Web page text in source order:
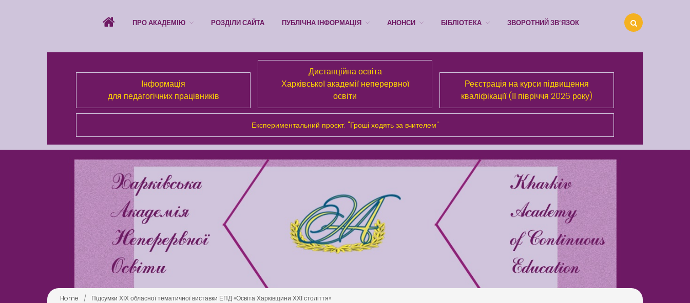
Про Академію
Розділи сайта
Анонси
Бібліотека
Swimming Lessons at New
Way
ПРО АКАДЕМІЮ РОЗДІЛИ САЙТА ПУБЛІЧНА ІНФОРМАЦІЯ АНОНСИ БІБЛІОТЕКА ЗВОРОТНИЙ ЗВ’ЯЗОК
Інформація
для педагогічних працівників
Дистанційна освіта
Харківської академії неперервної
освіти
Реєстрація на курси підвищення
кваліфікації (ІІ півріччя 2026 року)
Експериментальний проєкт: "Гроші ходять за вчителем"
Home / Підсумки ХІХ обласної тематичної виставки ЕПД «Освіта Харківщини ХХІ століття»